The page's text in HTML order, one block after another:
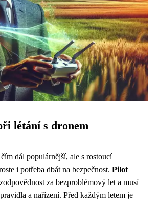
létání s dronem
dál populárnější, ale s rostoucí
i potřeba dbát na bezpečnost. Pilot
za bezproblémový let a musí
a nařízení. Před každým letem je